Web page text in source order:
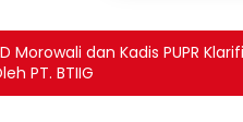
Morowali dan Kadis PUPR
PT. BTIIG